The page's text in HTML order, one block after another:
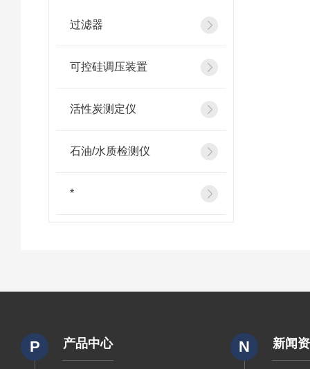
过滤器
可控硅调压装置
活性炭测定仪
石油/水质检测仪
*
P 产品中心 N 新闻